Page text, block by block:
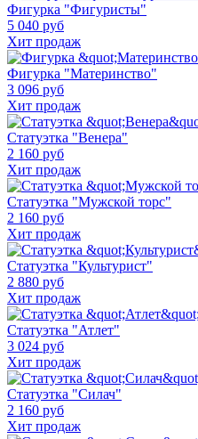
Фигурка "Фигуристы"
5 040 руб
Хит продаж
Фигурка "Материнство"
3 096 руб
Хит продаж
Статуэтка "Венера"
2 160 руб
Хит продаж
Статуэтка "Мужской торс"
2 160 руб
Хит продаж
Статуэтка "Культурист"
2 880 руб
Хит продаж
Статуэтка "Атлет"
3 024 руб
Хит продаж
Статуэтка "Силач"
2 160 руб
Хит продаж